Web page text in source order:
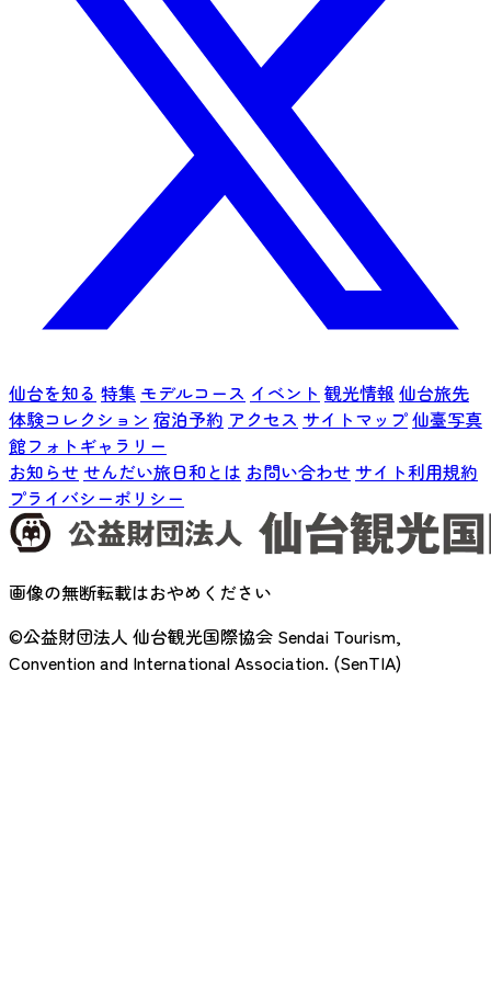
仙台を知る 特集 モデルコース イベント 観光情報 仙台旅先
体験コレクション 宿泊予約 アクセス サイトマップ仙臺写真
館フォトギャラリー
お知らせ せんだい旅日和とは お問い合わせ サイト利用規約
プライバシーポリシー
画像の無断転載はおやめください
©公益財団法人 仙台観光国際協会 Sendai Tourism,
Convention and International Association. (SenTIA)